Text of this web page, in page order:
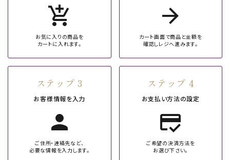
add_shopping_cart
お気に入りの商品を
カートに入れます。
arrow_forward
カート画面で商品と金額を
確認しレジへ進みます。
ステップ 3
お客様情報を入力
person
ご住所・連絡先など、
必要な情報を入力します。
ステップ 4
お支払い方法の設定
credit_score
ご希望の決済方法を
お選び下さい。